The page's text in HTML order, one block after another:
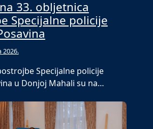
33. obljetnica
Specijalne policije
2026.
Specijalne policije
u Donjoj Mahali su na…